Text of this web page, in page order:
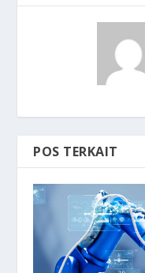
POS TERKAIT